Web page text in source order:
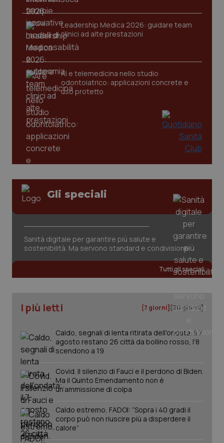
Leadership Medica 2026: guidare team
clinici ad alte prestazioni
AI e telemedicina nello studio
odontoiatrico: applicazioni concrete e
uso protetto
Gli speciali
Sanità digitale per garantire più salute e
sostenibilità. Ma servono standard e condivisione
Tutti gli speciali
I più letti [7 giorni] [30 giorni]
Caldo, segnali di lenta ritirata dell'ondata: il 7
agosto restano 26 città da bollino rosso, l'8
scendono a 19
Covid. Il silenzio di Fauci e il perdono di Biden.
Ma il Quinto Emendamento non è
un’ammissione di colpa
Caldo estremo, FADOI: “Sopra i 40 gradi il
corpo può non riuscire più a disperdere il
calore”
CookieScriptConsent
www.quotidianosanita.it
tracking-sites-ironfish-
session-id
www.quotidianosanita.it
_ga